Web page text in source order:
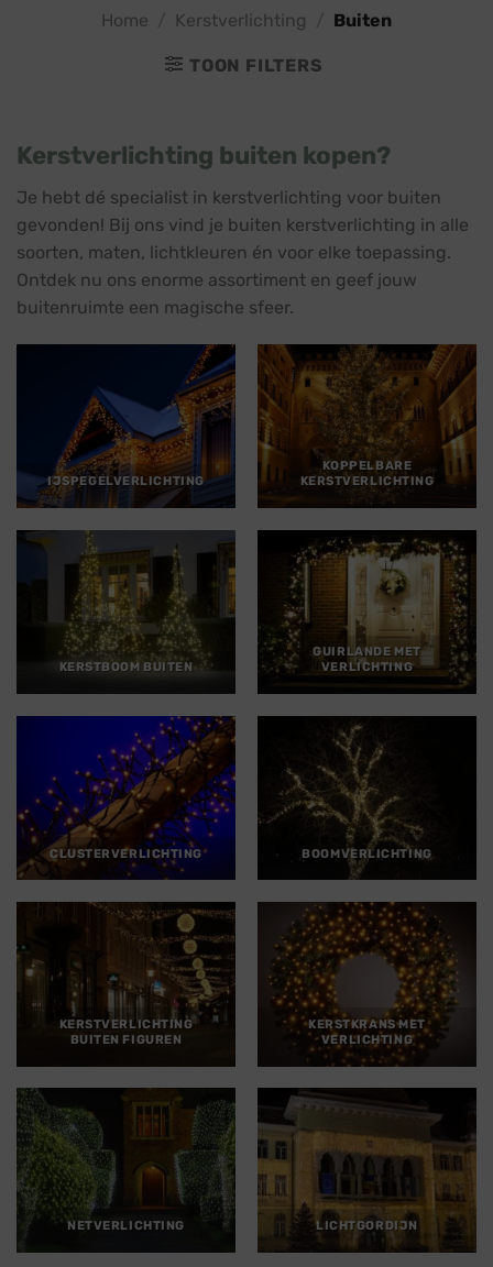
Home Kerstverlichting Buiten
TOON FILTERS
Kerstverlichting buiten kopen?
Je hebt dé specialist in kerstverlichting voor buiten
gevonden! Bij ons vind je buiten kerstverlichting in alle
soorten, maten, lichtkleuren én voor elke toepassing.
Ontdek nu ons enorme assortiment en geef jouw
buitenruimte een magische sfeer.
IJSPEGELVERLICHTING
KOPPELBARE
KERSTVERLICHTING
KERSTBOOM BUITEN
GUIRLANDE MET
VERLICHTING
CLUSTERVERLICHTING BOOMVERLICHTING
KERSTVERLICHTING
BUITEN FIGUREN
KERSTKRANS MET
VERLICHTING
NETVERLICHTING LICHTGORDIJN